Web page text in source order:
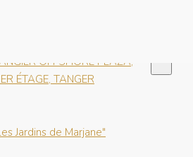
OFFSHORE PLAZA,
ÉTAGE, TANGER
Jardins de Marjane"